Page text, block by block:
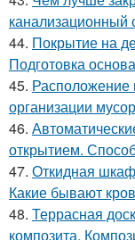
канализационный
44. Покрытие на
Подготовка
45. Расположение
организации
46.
открытием.
47. Откидная
Какие бывают
48. Террасная
композита.